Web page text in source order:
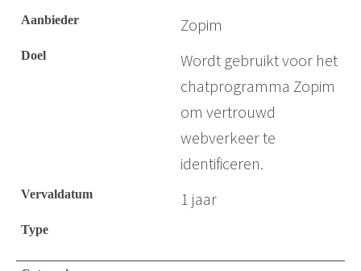
Zopim
Wordt gebruikt voor het
chatprogramma Zopim
om vertrouwd
webverkeer te
identificeren.
1 jaar